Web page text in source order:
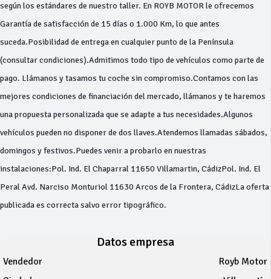
según los estándares de nuestro taller. En ROYB MOTOR le ofrecemos
Garantía de satisfacción de 15 días o 1.000 Km, lo que antes
suceda.Posibilidad de entrega en cualquier punto de la Península
(consultar condiciones).Admitimos todo tipo de vehículos como parte de
pago. Llámanos y tasamos tu coche sin compromiso.Contamos con las
mejores condiciones de financiación del mercado, llámanos y te haremos
una propuesta personalizada que se adapte a tus necesidades.Algunos
vehículos pueden no disponer de dos llaves.Atendemos llamadas sábados,
domingos y festivos.Puedes venir a probarlo en nuestras
instalaciones:Pol. Ind. El Chaparral 11650 Villamartin, CádizPol. Ind. El
Peral Avd. Narciso Monturiol 11630 Arcos de la Frontera, CádizLa oferta
publicada es correcta salvo error tipográfico.
Datos empresa
Vendedor
Royb Motor